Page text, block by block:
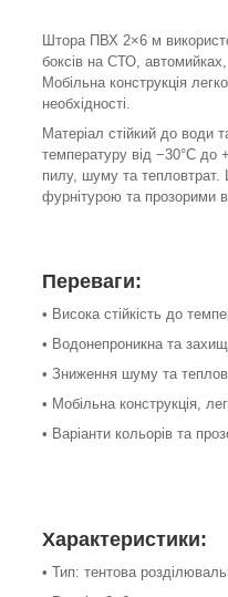
Штора ПВХ 2×6 м
боксів на СТО,
Мобільна конструкція
необхідності.
Матеріал стійкий до води
температуру від −30°С до
пилу, шуму та тепловтрат.
фурнітурою та прозорими
Переваги:
• Висока стійкість до
• Водонепроникна та
• Зниження шуму та
• Мобільна конструкція,
• Варіанти кольорів та
Характеристики:
• Тип: тентова